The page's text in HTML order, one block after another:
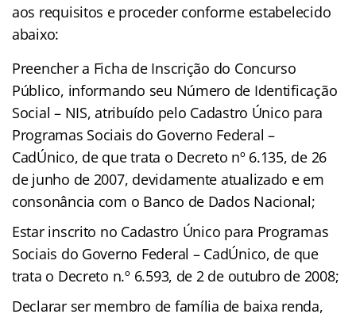
aos requisitos e proceder conforme estabelecido
abaixo:
Preencher a Ficha de Inscrição do Concurso
Público, informando seu Número de Identificação
Social – NIS, atribuído pelo Cadastro Único para
Programas Sociais do Governo Federal –
CadÚnico, de que trata o Decreto nº 6.135, de 26
de junho de 2007, devidamente atualizado e em
consonância com o Banco de Dados Nacional;
Estar inscrito no Cadastro Único para Programas
Sociais do Governo Federal – CadÚnico, de que
trata o Decreto n.º 6.593, de 2 de outubro de 2008;
Declarar ser membro de família de baixa renda,